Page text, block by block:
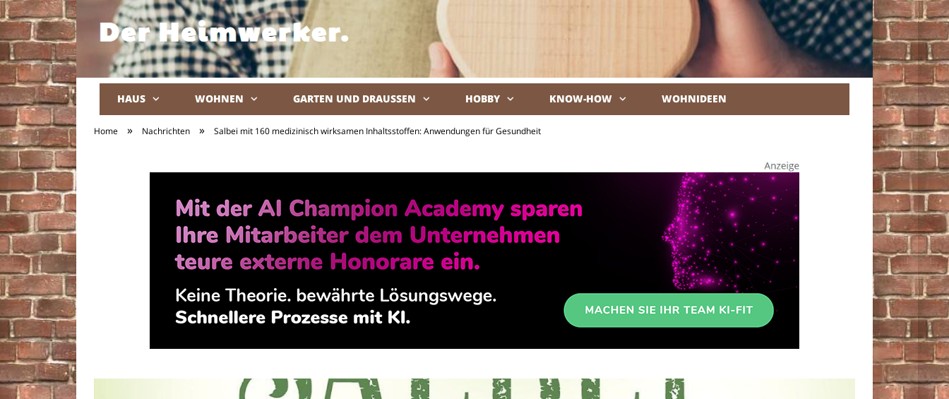
HAUS WOHNEN GARTEN UND DRAUSSEN HOBBY KNOW-HOW WOHNIDEEN
Home » Nachrichten » Salbei mit 160 medizinisch wirksamen Inhaltsstoffen: Anwendungen für Gesundheit